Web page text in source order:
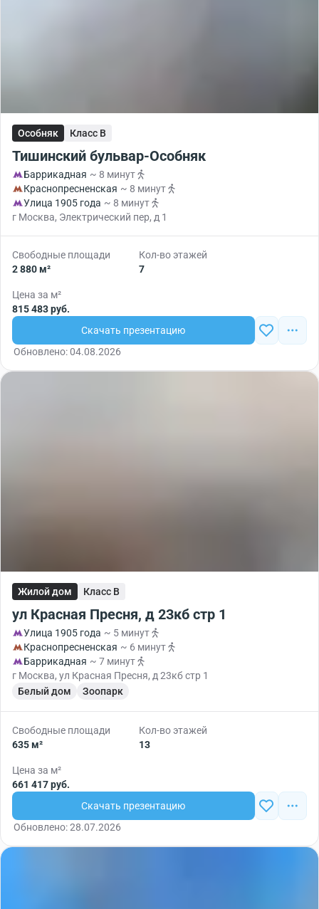
Особняк Класс B
Тишинский бульвар-Особняк
Баррикадная ~ 8 минут
Краснопресненская ~ 8 минут
Улица 1905 года ~ 8 минут
г Москва, Электрический пер, д 1
Свободные площади
2 880 м²
Кол-во этажей
7
Цена за м²
815 483 руб.
Скачать презентацию
Обновлено: 04.08.2026
Жилой дом Класс B
ул Красная Пресня, д 23кб стр 1
Улица 1905 года ~ 5 минут
Краснопресненская ~ 6 минут
Баррикадная ~ 7 минут
г Москва, ул Красная Пресня, д 23кб стр 1
Белый дом
Зоопарк
Свободные площади
635 м²
Кол-во этажей
13
Цена за м²
661 417 руб.
Скачать презентацию
Обновлено: 28.07.2026